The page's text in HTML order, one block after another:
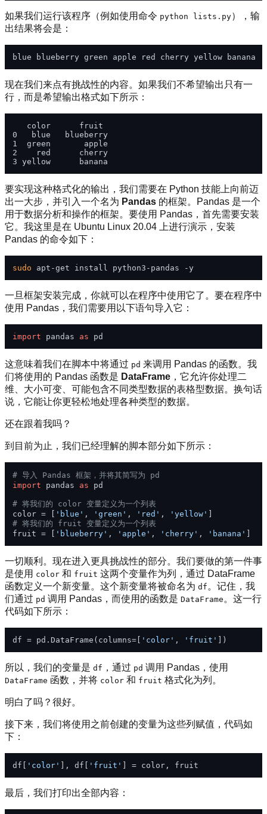
如果我们运行该程序（例如使用命令 python lists.py），输
出结果将会是：
现在我们来点有挑战性的内容。如果我们不希望输出只有一
行，而是希望输出格式如下所示：
   color      fruit
0   blue   blueberry
1  green       apple
2    red      cherry
要实现这种格式化的输出，我们需要在 Python 技能上向前迈
出一大步，并引入一个名为 Pandas 的框架。Pandas 是一个
用于数据分析和操作的框架。要使用 Pandas，首先需要安装
它。我这里是在 Ubuntu Linux 20.04 上进行演示，安装
Pandas 的命令如下：
sudo
一旦框架安装完成，你就可以在程序中使用它了。要在程序中
使用 Pandas，我们需要用以下语句导入它：
import pandas as
这意味着我们在脚本中将通过 pd 来调用 Pandas 的函数。我
们将使用的 Pandas 函数是 DataFrame ，它允许你处理二
维、大小可变、可能包含不同类型数据的表格型数据。换句话
说，它能让你更轻松地处理各种类型的数据。
还在跟着我吗？
到目前为止，我们已经理解的脚本部分如下所示：
# 导入 Pandas 框架，并将其简写为 pd
import pandas as pd
# 将我们的 color 变量定义为一个列表
color = [ 'blue' , 'green' , 'red' , 'yellow'
# 将我们的 fruit 变量定义为一个列表
fruit = [ 'blueberry' , 'apple' , 'cherry' , 'banana'
一切顺利。现在进入更具挑战性的部分。我们要做的第一件事
是使用 color 和 fruit 这两个变量作为列，通过 DataFrame
函数定义一个新变量。这个新变量将被命名为 df 。记住，我
们通过 pd 调用 Pandas，而使用的函数是 DataFrame 。这一行
代码如下所示：
df = pd.DataFrame(columns=[ 'color' , 'fruit'
所以，我们的变量是 df ，通过 pd 调用 Pandas，使用
DataFrame 函数，并将 color 和 fruit 格式化为列。
明白了吗？很好。
接下来，我们将使用之前创建的变量为这些列赋值，代码如
下：
df[ 'color' ], df[ 'fruit'
最后，我们打印出全部内容：